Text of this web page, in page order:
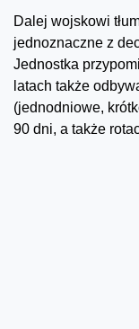
Dalej wojskowi
jednoznaczne z
Jednostka
latach także
(jednodniowe,
90 dni, a także